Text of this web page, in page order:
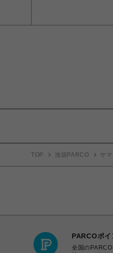
TOP 池袋PARCO サ
PARCOポイ
全国の